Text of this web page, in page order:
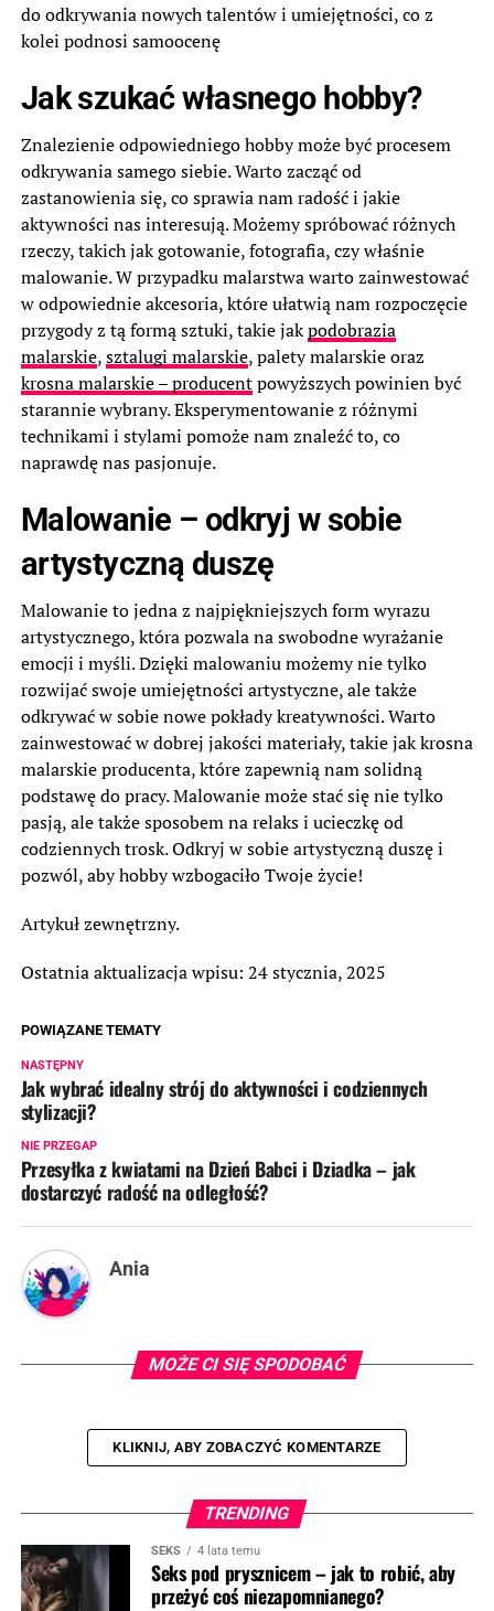
do odkrywania nowych talentów i umiejętności, co z
kolei podnosi samoocenę
Jak szukać własnego hobby?
Znalezienie odpowiedniego hobby może być procesem
odkrywania samego siebie. Warto zacząć od
zastanowienia się, co sprawia nam radość i jakie
aktywności nas interesują. Możemy spróbować różnych
rzeczy, takich jak gotowanie, fotografia, czy właśnie
malowanie. W przypadku malarstwa warto zainwestować
w odpowiednie akcesoria, które ułatwią nam rozpoczęcie
przygody z tą formą sztuki, takie jakpodobrazia
malarskie,sztalugi malarskie, palety malarskie oraz
krosna malarskie – producentpowyższych powinien być
starannie wybrany. Eksperymentowanie z różnymi
technikami i stylami pomoże nam znaleźć to, co
naprawdę nas pasjonuje.
Malowanie – odkryj w sobie
artystyczną duszę
Malowanie to jedna z najpiękniejszych form wyrazu
artystycznego, która pozwala na swobodne wyrażanie
emocji i myśli. Dzięki malowaniu możemy nie tylko
rozwijać swoje umiejętności artystyczne, ale także
odkrywać w sobie nowe pokłady kreatywności. Warto
zainwestować w dobrej jakości materiały, takie jak krosna
malarskie producenta, które zapewnią nam solidną
podstawę do pracy. Malowanie może stać się nie tylko
pasją, ale także sposobem na relaks i ucieczkę od
codziennych trosk. Odkryj w sobie artystyczną duszę i
pozwól, aby hobby wzbogaciło Twoje życie!
Artykuł zewnętrzny.
Ostatnia aktualizacja wpisu: 24 stycznia, 2025
POWIĄZANE TEMATY
NASTĘPNY
Jak wybrać idealny strój do aktywności i codziennych
stylizacji?
NIE PRZEGAP
Przesyłka z kwiatami na Dzień Babci i Dziadka – jak
dostarczyć radość na odległość?
Ania
MOŻE CI SIĘ SPODOBAĆ
KLIKNIJ, ABY ZOBACZYĆ KOMENTARZE
TRENDING
SEKS 4 lata temu
Seks pod prysznicem – jak to robić, aby
przeżyć coś niezapomnianego?